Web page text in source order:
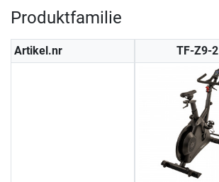
Produktfamilie
Artikel.nr TF-Z9-2